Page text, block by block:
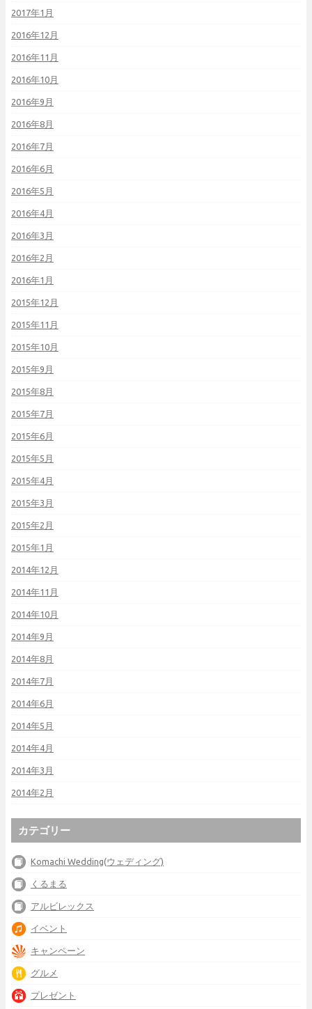
2017年1月
2016年12月
2016年11月
2016年10月
2016年9月
2016年8月
2016年7月
2016年6月
2016年5月
2016年4月
2016年3月
2016年2月
2016年1月
2015年12月
2015年11月
2015年10月
2015年9月
2015年8月
2015年7月
2015年6月
2015年5月
2015年4月
2015年3月
2015年2月
2015年1月
2014年12月
2014年11月
2014年10月
2014年9月
2014年8月
2014年7月
2014年6月
2014年5月
2014年4月
2014年3月
2014年2月
カテゴリー
Komachi Wedding(ウェディング)
くるまる
アルビレックス
イベント
キャンペーン
グルメ
プレゼント